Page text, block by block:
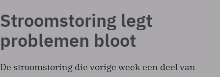
Stroomstoring legt
problemen bloot
De stroomstoring die vorige week een deel van